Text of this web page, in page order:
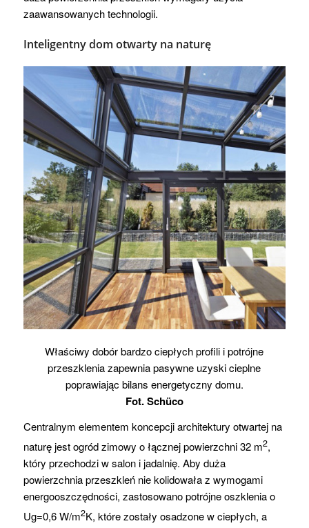
zaawansowanych technologii.
Inteligentny dom otwarty na naturę
Właściwy dobór bardzo ciepłych profili i potrójne
przeszklenia zapewnia pasywne uzyski cieplne
poprawiając bilans energetyczny domu.
Fot. Schüco
Centralnym elementem koncepcji architektury otwartej na
naturę jest ogród zimowy o łącznej powierzchni 32 m2,
który przechodzi w salon i jadalnię. Aby duża
powierzchnia przeszkleń nie kolidowała z wymogami
energooszczędności, zastosowano potrójne oszklenia o
Ug=0,6 W/m2K, które zostały osadzone w ciepłych, a